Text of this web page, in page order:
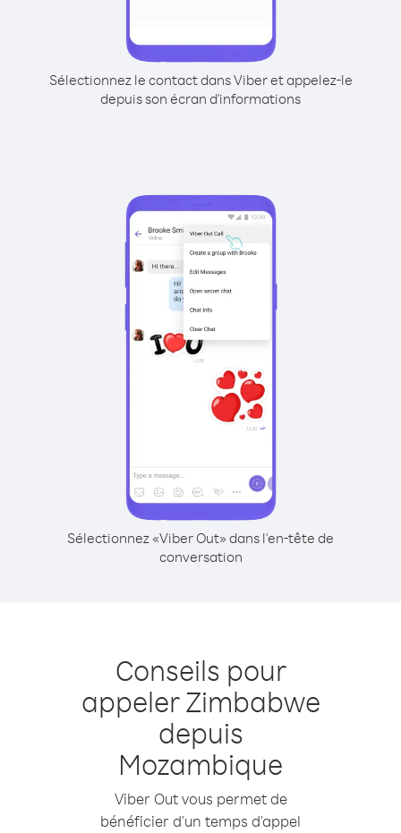
Sélectionnez le contact dans Viber et appelez-le
depuis son écran d'informations
Sélectionnez «Viber Out» dans l'en-tête de
conversation
Conseils pour
appeler Zimbabwe
depuis
Mozambique
Viber Out vous permet de
bénéficier d'un temps d'appel